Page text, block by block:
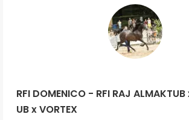
RFI DOMENICO - RFI RAJ ALMAKTUB
UB x VORTEX